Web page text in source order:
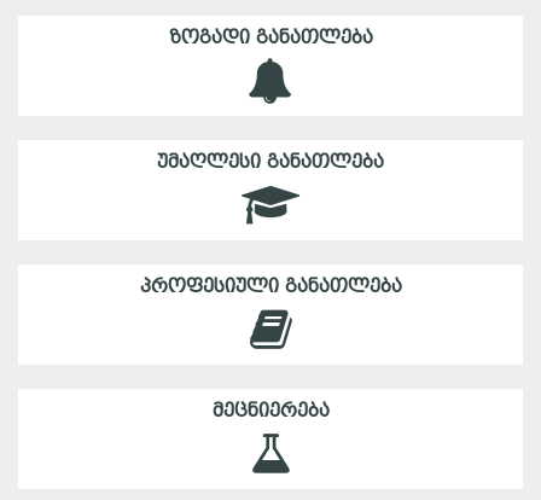
ᲖᲝᲒᲐᲓᲘ ᲒᲐᲜᲐᲗᲚᲔᲑᲐ
ᲣᲛᲐᲦᲚᲔᲡᲘ ᲒᲐᲜᲐᲗᲚᲔᲑᲐ
ᲞᲠᲝᲤᲔᲡᲘᲣᲚᲘ ᲒᲐᲜᲐᲗᲚᲔᲑᲐ
ᲛᲔᲪᲜᲘᲔᲠᲔᲑᲐ